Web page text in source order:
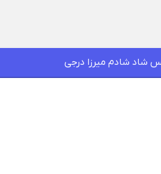
شاد شادم میرزا درجی